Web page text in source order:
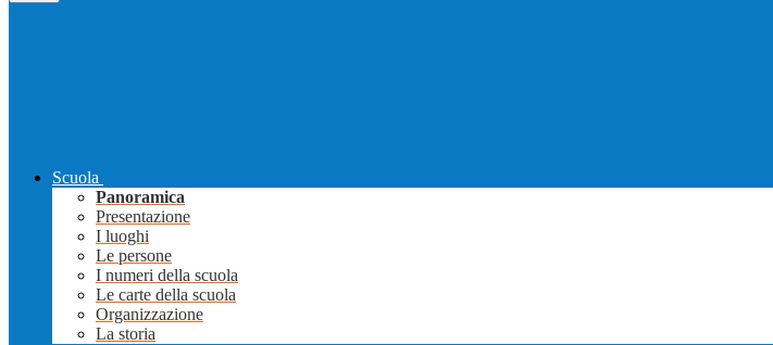
Scuola
Panoramica
Presentazione
I luoghi
Le persone
I numeri della scuola
Le carte della scuola
Organizzazione
La storia